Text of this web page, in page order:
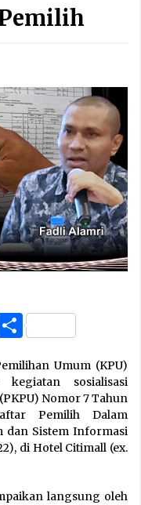
Share
Umum (KPU)
sosialisasi
Nomor 7 Tahun
Pemilih Dalam
dan Sistem Informasi
di Hotel Citimall (ex.
langsung oleh